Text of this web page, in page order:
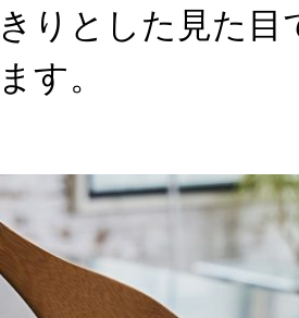
りとした見た目
す。